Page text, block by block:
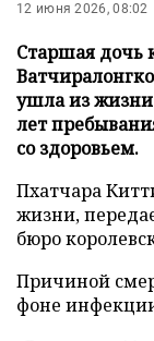
12 июня 2026, 08:02
Старшая дочь
ушла из жизни
лет
со здоровьем.
Пхатчара
жизни,
бюро
Причиной
фоне